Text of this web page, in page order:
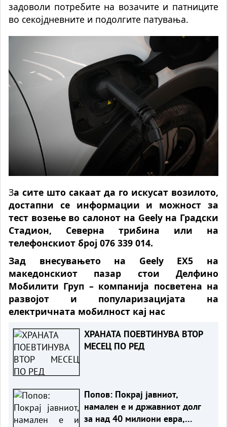
задоволи потребите на возачите и патниците
во секојдневните и подолгите патувања.
За сите што сакаат да го искусат возилото,
достапни се информации и можност за
тест возење во салонот на Geely на Градски
Стадион, Северна трибина или на
телефонскиот број 076 339 014.
Зад внесувањето на Geely EX5 на
македонскиот пазар стои Делфино
Мобилити Груп – компанија посветена на
развојот и популаризацијата на
електричната мобилност кај нас
ХРАНАТА ПОЕВТИНУВА ВТОР
МЕСЕЦ ПО РЕД
Попов: Покрај јавниот,
намален е и државниот долг
за над 40 милиони евра,